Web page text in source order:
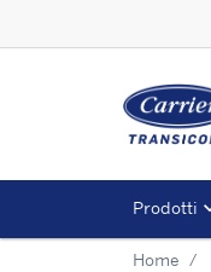
Prodotti
Home